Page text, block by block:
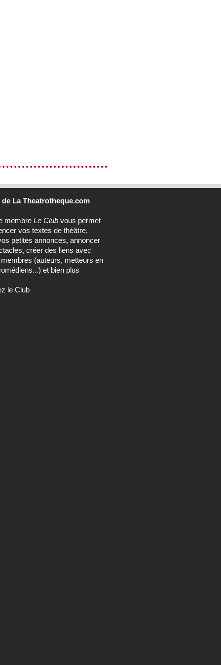
de La Theatrotheque.com
membreLe Club vous permet
vos textes de théâtre,
petites annonces, annoncer
créer des liens avec
(auteurs, metteurs en
et bien plus
le Club